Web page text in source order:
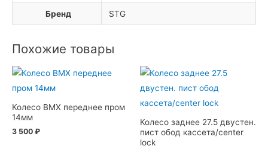
Бренд STG
Похожие товары
Колесо BMX переднее пром
14мм
3 500 ₽
Колесо заднее 27.5 двустен.
пист обод кассета/center
lock